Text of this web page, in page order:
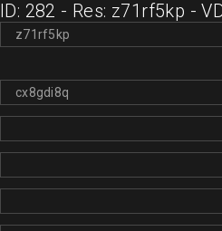
ID: 282 - Res: z71rf5kp -